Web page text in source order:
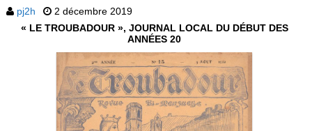
pj2h
2 décembre 2019
« LE TROUBADOUR », JOURNAL LOCAL DU DÉBUT DES
ANNÉES 20